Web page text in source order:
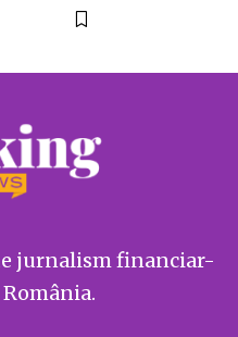
jurnalism financiar-